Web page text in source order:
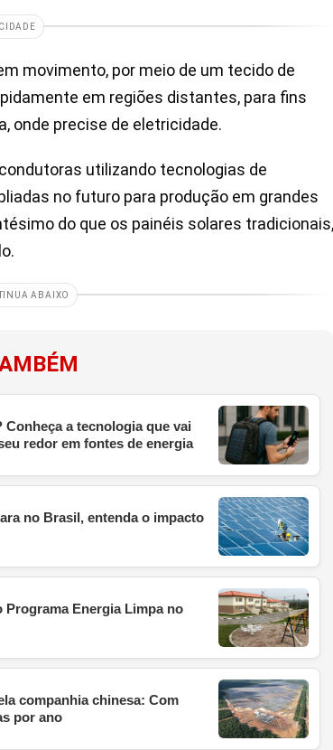
movimento, por meio de um tecido de
em regiões distantes, para fins
onde precise de eletricidade.
utilizando tecnologias de
no futuro para produção em grandes
do que os painéis solares tradicionais,
ABAIXO
Conheça a tecnologia que vai
redor em fontes de energia
no Brasil, entenda o impacto
Energia Limpa no
companhia chinesa: Com
por ano